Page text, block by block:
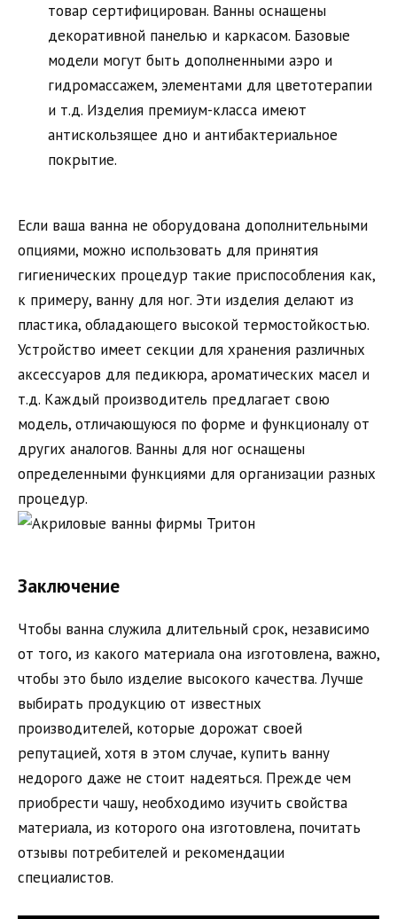
товар сертифицирован. Ванны оснащены
декоративной панелью и каркасом. Базовые
модели могут быть дополненными аэро и
гидромассажем, элементами для цветотерапии
и т.д. Изделия премиум-класса имеют
антискользящее дно и антибактериальное
покрытие.
Если ваша ванна не оборудована дополнительными
опциями, можно использовать для принятия
гигиенических процедур такие приспособления как,
к примеру, ванну для ног. Эти изделия делают из
пластика, обладающего высокой термостойкостью.
Устройство имеет секции для хранения различных
аксессуаров для педикюра, ароматических масел и
т.д. Каждый производитель предлагает свою
модель, отличающуюся по форме и функционалу от
других аналогов. Ванны для ног оснащены
определенными функциями для организации разных
процедур.
Заключение
Чтобы ванна служила длительный срок, независимо
от того, из какого материала она изготовлена, важно,
чтобы это было изделие высокого качества. Лучше
выбирать продукцию от известных
производителей, которые дорожат своей
репутацией, хотя в этом случае, купить ванну
недорого даже не стоит надеяться. Прежде чем
приобрести чашу, необходимо изучить свойства
материала, из которого она изготовлена, почитать
отзывы потребителей и рекомендации
специалистов.